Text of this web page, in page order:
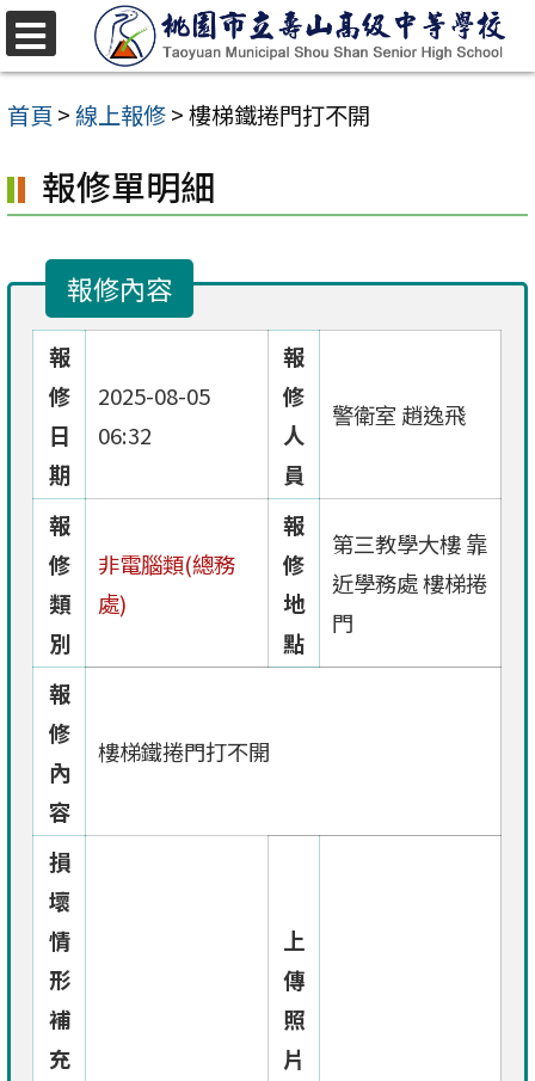
跳
至
主
內
容
首頁 >線上報修>樓梯鐵捲門打不開
報修單明細
報修內容
報
修
日
期
2025-08-05
06:32
報
修
人
員
警衛室 趙逸飛
報
修
類
別
非電腦類(總務
處)
報
修
地
點
第三教學大樓 靠
近學務處 樓梯捲
門
報
修
內
容
樓梯鐵捲門打不開
損
壞
情
形
補
充
上
傳
照
片
選
單